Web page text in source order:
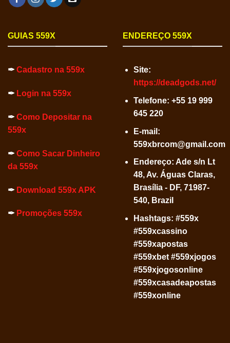
GUIAS 559X
✒ Cadastro na 559x
✒ Login na 559x
✒ Como Depositar na
559x
✒ Como Sacar Dinheiro
da 559x
✒ Download 559x APK
✒ Promoções 559x
ENDEREÇO 559X
Site:
https://deadgods.net/
Telefone: +55 19 999
645 220
E-mail:
559xbrcom@gmail.com
Endereço: Ade s/n Lt
48, Av. Águas Claras,
Brasília - DF, 71987-
540, Brazil
Hashtags: #559x
#559xcassino
#559xapostas
#559xbet #559xjogos
#559xjogosonline
#559xcasadeapostas
#559xonline